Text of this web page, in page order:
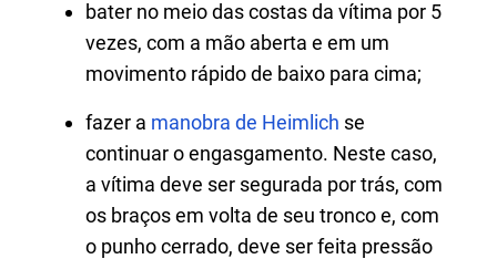
bater no meio das costas da vítima por 5
vezes, com a mão aberta e em um
movimento rápido de baixo para cima;
fazer a manobra de Heimlich se
continuar o engasgamento. Neste caso,
a vítima deve ser segurada por trás, com
os braços em volta de seu tronco e, com
o punho cerrado, deve ser feita pressão